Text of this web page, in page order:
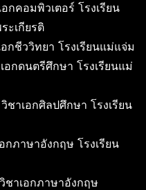
กคอมพิวเตอร์ โรงเรียน
ะเกียรติ
กชีววิทยา โรงเรียนแม่แจ่ม
กดนตรีศึกษา โรงเรียนแม่
าเอกศิลปศึกษา โรงเรียน
กภาษาอังกฤษ โรงเรียน
าเอกภาษาอังกฤษ